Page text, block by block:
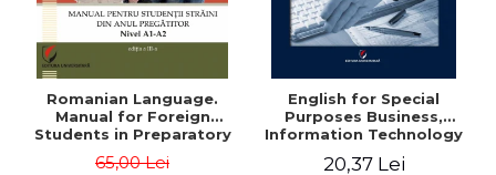
Romanian Language.
Manual for Foreign
Students in Preparatory
65,00 Lei
English for Special
Purposes Business,
Information Technology
20,37 Lei